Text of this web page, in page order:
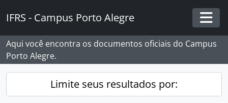
IFRS - Campus Porto Alegre
Aqui você encontra os documentos oficiais do Campus
Porto Alegre.
Limite seus resultados por: